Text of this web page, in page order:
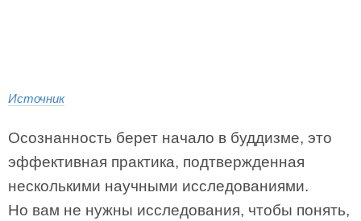
Источник
Осознанность берет начало в буддизме, это
эффективная практика, подтвержденная
несколькими научными исследованиями.
Но вам не нужны исследования, чтобы понять,